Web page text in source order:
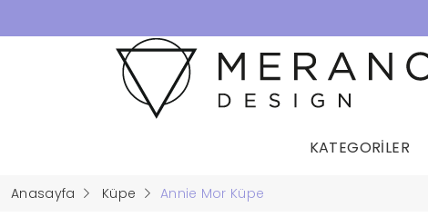
KATEGORİLER
Anasayfa Küpe Annie Mor Küpe